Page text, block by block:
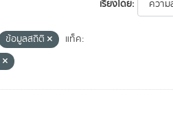
เรียงโดย
ข้อมูลสถิติ
แท็ค: